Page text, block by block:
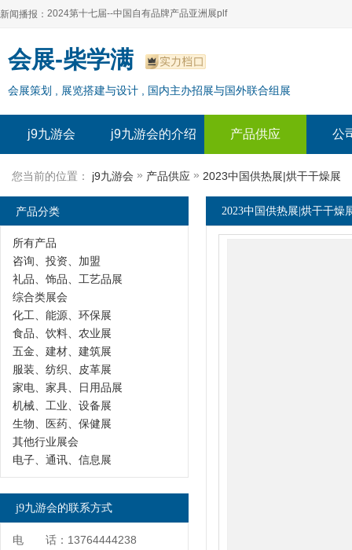
新闻播报：
2024上海自有品牌展--百货展|食品展 零售展|oem展
2024全球自有--品牌产品亚洲展（plf）
2024上海自有品牌展--2024上海oem 贴牌代加工展
2024第十七届--中国自有品牌产品亚洲展plf
2024全球自有--品牌产品亚洲展（plf）
2024年上海--第17届自有品牌展
会展-柴学满
会展策划 , 展览搭建与设计 , 国内主办招展与国外联合组展
j9九游会 j9九游会的介绍 产品供应 公
您当前的位置： j9九游会 » 产品供应 » 2023中国供热展|烘干干燥展
2023中国供热展|烘干干燥
产品分类
所有产品
咨询、投资、加盟
礼品、饰品、工艺品展
综合类展会
化工、能源、环保展
食品、饮料、农业展
五金、建材、建筑展
服装、纺织、皮革展
家电、家具、日用品展
机械、工业、设备展
生物、医药、保健展
其他行业展会
电子、通讯、信息展
j9九游会的联系方式
电 话：13764444238